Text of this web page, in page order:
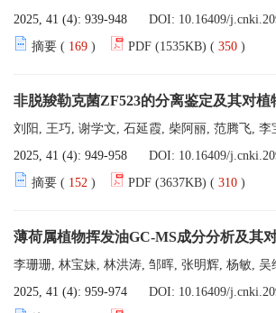
2025, 41 (4): 939-948
DOI: 10.16409/
摘要 ( 169 ) PDF (1535KB) ( 350 )
非脱羧勒克菌ZF523的分离鉴定及其对植
刘阳, 王巧, 谢学文, 石延霞, 柴阿丽, 范腾飞, 李
2025, 41 (4): 949-958
DOI: 10.16409/
摘要 ( 152 ) PDF (3637KB) ( 310 )
薄荷属植物挥发油GC-MS成分分析及其
李珊珊, 林宝妹, 林洪涛, 邹晖, 张明辉, 杨敏, 吴
2025, 41 (4): 959-974
DOI: 10.16409/